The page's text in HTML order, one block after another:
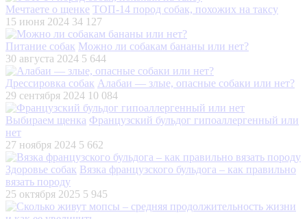
Мечтаете о щенке ТОП-14 пород собак, похожих на таксу
15 июня 2024 34 127
Питание собак Можно ли собакам бананы или нет?
30 августа 2024 5 644
Дрессировка собак Алабаи — злые, опасные собаки или нет?
29 сентября 2024 10 084
Выбираем щенка Французский бульдог гипоаллергенный или
нет
27 ноября 2024 5 662
Здоровье собак Вязка французского бульдога – как правильно
вязать породу
25 октября 2025 5 945